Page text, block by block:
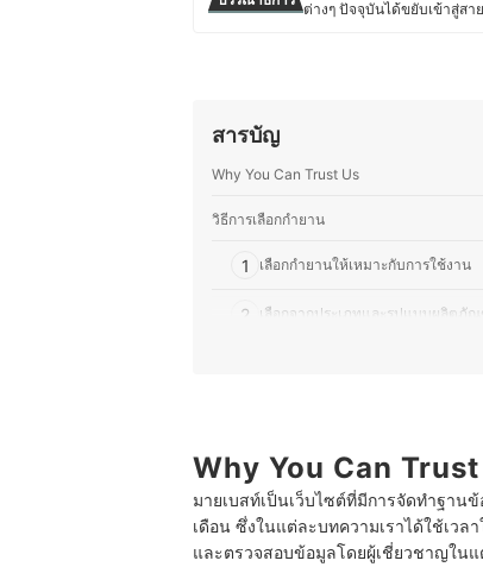
ต่างๆ ปัจจุบันได้ขยับเข้าสู่สา
ประวัติของ กานต์ชนิต จัน
สารบัญ
Why You Can Trust Us
วิธีการเลือกกำยาน
1 เลือกกำยานให้เหมาะกับการใช้งาน
2 เลือกจากประเภทและรูปแบบผลิตภั
บทความที่เกี่ยวข้อง
Why You Can
มายเบสท์เป็นเว็บไซต์ที่มีการจัดทำฐาน
เดือน ซึ่งในแต่ละบทความเราได้ใช้เว
และตรวจสอบข้อมูลโดยผู้เชี่ยวชาญใน